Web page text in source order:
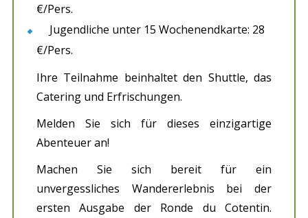
€/Pers.
Jugendliche unter 15 Wochenendkarte: 28
€/Pers.
Ihre Teilnahme beinhaltet den Shuttle, das
Catering und Erfrischungen.
Melden Sie sich für dieses einzigartige
Abenteuer an!
Machen Sie sich bereit für ein
unvergessliches Wandererlebnis bei der
ersten Ausgabe der Ronde du Cotentin.